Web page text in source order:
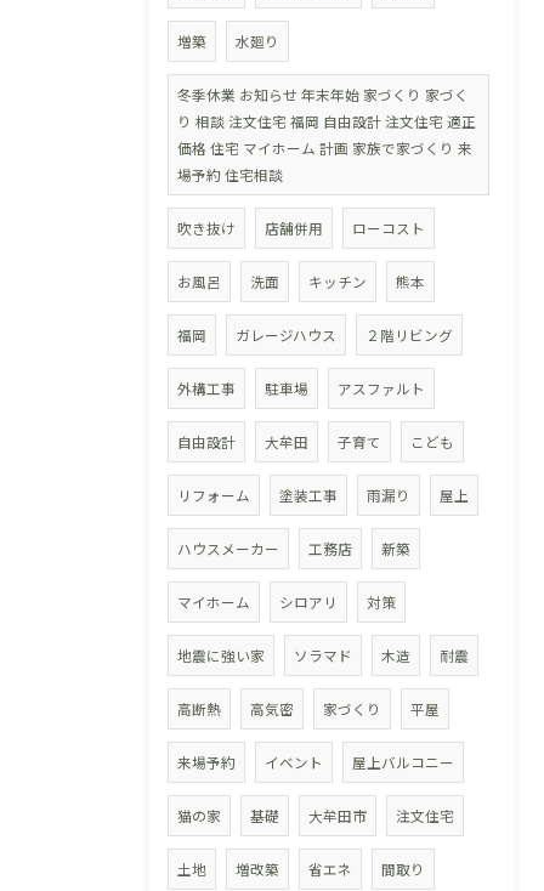
増築 水廻り
冬季休業 お知らせ 年末年始 家づくり 家づく
り 相談 注文住宅 福岡 自由設計 注文住宅 適正
価格 住宅 マイホーム 計画 家族で家づくり 来
場予約 住宅相談
吹き抜け 店舗併用 ローコスト
お風呂 洗面 キッチン 熊本
福岡 ガレージハウス ２階リビング
外構工事 駐車場 アスファルト
自由設計 大牟田 子育て こども
リフォーム 塗装工事 雨漏り 屋上
ハウスメーカー 工務店 新築
マイホーム シロアリ 対策
地震に強い家 ソラマド 木造 耐震
高断熱 高気密 家づくり 平屋
来場予約 イベント 屋上バルコニー
猫の家 基礎 大牟田市 注文住宅
土地 増改築 省エネ 間取り